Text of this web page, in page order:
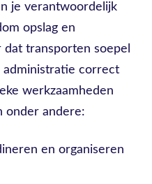
je verantwoordelijk
opslag en
transporten soepel
correct
werkzaamheden
onder andere:
en organiseren